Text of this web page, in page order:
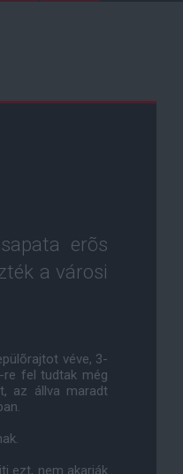
erõs
a városi
véve, 3-
fel tudtak még
az állva maradt
ezt, nem akarják